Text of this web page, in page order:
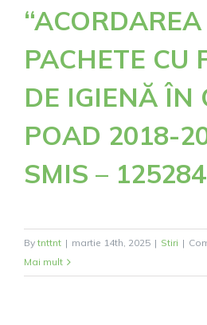
PACHETE CU
DE IGIENĂ ÎN
POAD 2018-
SMIS – 125284
By tnttnt | martie 14th, 2025 | Stiri |
Mai mult